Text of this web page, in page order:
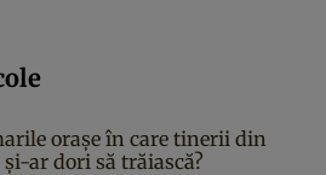
orașe în care tinerii din
ar dori să trăiască?